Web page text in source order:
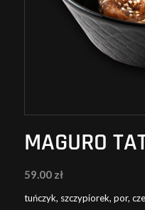
MAGURO
59.00 zł
tuńczyk, szczypiorek, por,